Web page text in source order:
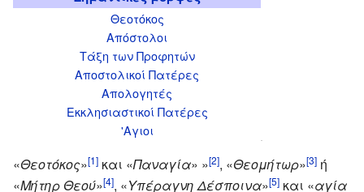
Θεοτόκος
Απόστολοι
Τάξη των Προφητών
Αποστολικοί Πατέρες
Απολογητές
Εκκλησιαστικοί Πατέρες
'Αγιοι
«Θεοτόκος»[1] και «Παναγία» »[2], «Θεομήτωρ»[3] ή
«Μήτηρ Θεού»[4], «Υπέραγνη Δέσποινα»[5] και «αγία